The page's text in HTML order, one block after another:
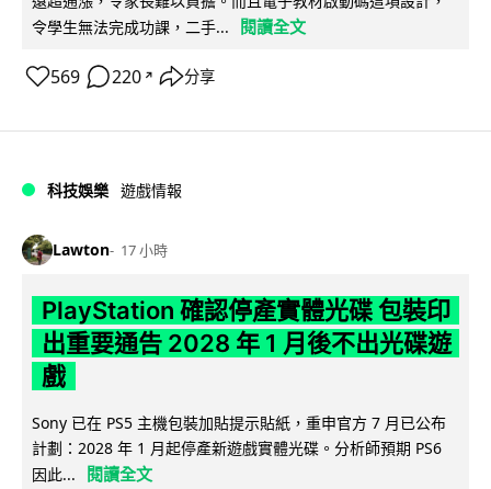
令學生無法完成功課，二手...
閱讀全文
569 220 ↗ 分享
科技娛樂 遊戲情報
Lawton 17 小時
PlayStation 確認停產實體光碟 包裝印
出重要通告 2028 年 1 月後不出光碟遊
戲
Sony 已在 PS5 主機包裝加貼提示貼紙，重申官方 7 月已公布
計劃：2028 年 1 月起停產新遊戲實體光碟。分析師預期 PS6
因此...
閱讀全文